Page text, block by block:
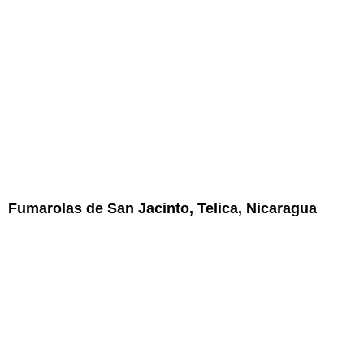
Fumarolas de San Jacinto, Telica, Nicaragua